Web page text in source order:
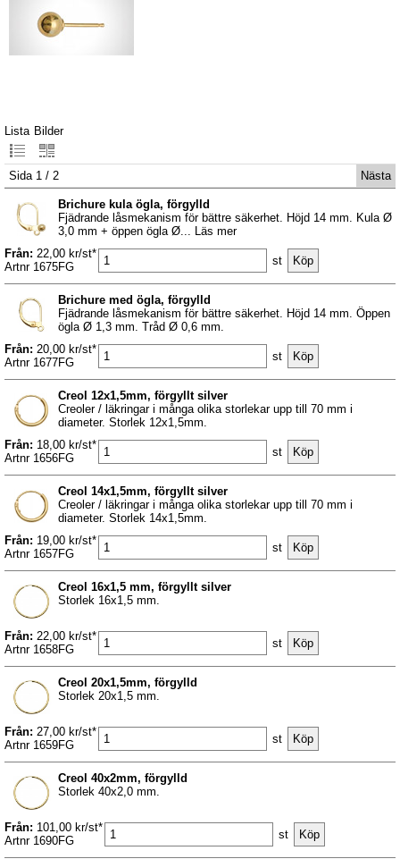
Lista Bilder
Sida 1 / 2 Nästa
Brichure kula ögla, förgylld
Fjädrande låsmekanism för bättre säkerhet. Höjd 14 mm. Kula Ø
3,0 mm + öppen ögla Ø... Läs mer
Från: 22,00 kr/st*
Artnr 1675FG
st
Brichure med ögla, förgylld
Fjädrande låsmekanism för bättre säkerhet. Höjd 14 mm. Öppen
ögla Ø 1,3 mm. Tråd Ø 0,6 mm.
Från: 20,00 kr/st*
Artnr 1677FG
st
Creol 12x1,5mm, förgyllt silver
Creoler / läkringar i många olika storlekar upp till 70 mm i
diameter. Storlek 12x1,5mm.
Från: 18,00 kr/st*
Artnr 1656FG
st
Creol 14x1,5mm, förgyllt silver
Creoler / läkringar i många olika storlekar upp till 70 mm i
diameter. Storlek 14x1,5mm.
Från: 19,00 kr/st*
Artnr 1657FG
st
Creol 16x1,5 mm, förgyllt silver
Storlek 16x1,5 mm.
Från: 22,00 kr/st*
Artnr 1658FG
st
Creol 20x1,5mm, förgylld
Storlek 20x1,5 mm.
Från: 27,00 kr/st*
Artnr 1659FG
st
Creol 40x2mm, förgylld
Storlek 40x2,0 mm.
Från: 101,00 kr/st*
Artnr 1690FG
st